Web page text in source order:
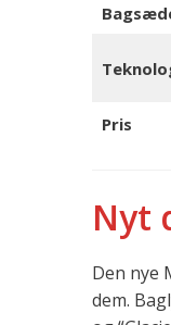
Pris
Nyt
Den nye
dem.